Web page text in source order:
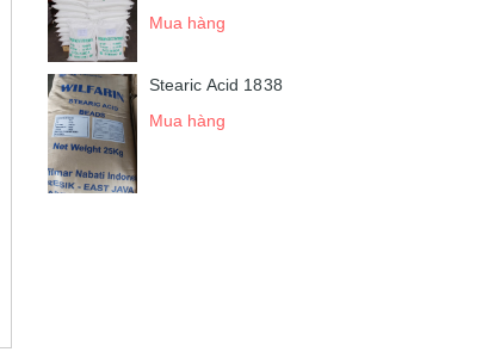
Mua hàng
Stearic Acid 1838
Mua hàng